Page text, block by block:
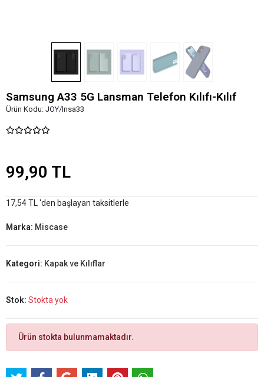
Samsung A33 5G Lansman Telefon Kılıfı-Kılıf
Ürün Kodu: JOY/lnsa33
99,90 TL
17,54 TL 'den başlayan taksitlerle
Marka: Miscase
Kategori: Kapak ve Kılıflar
Stok: Stokta yok
Ürün stokta bulunmamaktadır.